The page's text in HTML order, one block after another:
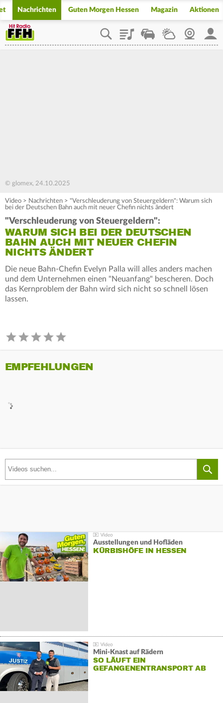
Nachrichten Guten Morgen Hessen Magazin Aktionen
PlaylistStaupilotWetterWebcam
© glomex, 24.10.2025
Video > Nachrichten > "Verschleuderung von Steuergeldern": Warum sich
bei der Deutschen Bahn auch mit neuer Chefin nichts ändert
"Verschleuderung von Steuergeldern":
WARUM SICH BEI DER DEUTSCHEN
BAHN AUCH MIT NEUER CHEFIN
NICHTS ÄNDERT
Die neue Bahn-Chefin Evelyn Palla will alles anders machen
und dem Unternehmen einen "Neuanfang" bescheren. Doch
das Kernproblem der Bahn wird sich nicht so schnell lösen
lassen.
EMPFEHLUNGEN
Ausstellungen und Hofläden
KÜRBISHÖFE IN HESSEN
Mini-Knast auf Rädern
SO LÄUFT EIN
GEFANGENENTRANSPORT AB